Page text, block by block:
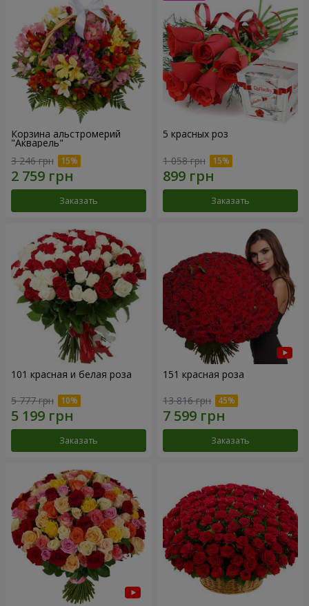
Корзина альстромерий
"Акварель"
3 246 грн
Заказать
5 красных роз
1 058 грн
Заказать
101 красная и белая роза
5 777 грн
Заказать
151 красная роза
13 816 грн
Заказать